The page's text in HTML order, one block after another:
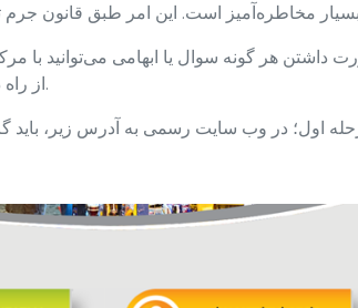
از راه دور از انواع پشتیبانی به زبان مادری خود به صورت رایگان بهره‌مند شوید.